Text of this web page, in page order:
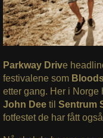
Parkway Drive
festivalene som
etter gang. Her i Norge
John Dee til Sentrum
fotfestet de har fått